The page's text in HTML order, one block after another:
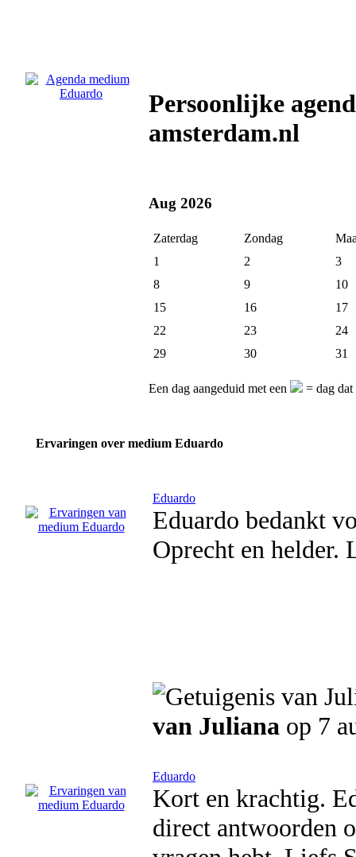
Persoonlijke
amsterdam.nl
Aug 2026
Zaterdag Zondag
1
2
3
8
9
10
15
16
17
22
23
24
29
30 31
Een dag aangeduid met een = dag dat
Ervaringen over medium Eduardo
Eduardo
Eduardo bedankt
Oprecht en helder.
van Juliana op 7
Eduardo
Kort en krachtig.
direct antwoorden